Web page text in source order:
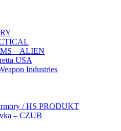
– ALIEN
USA
Industries
/ HS PRODUKT
– CZUB